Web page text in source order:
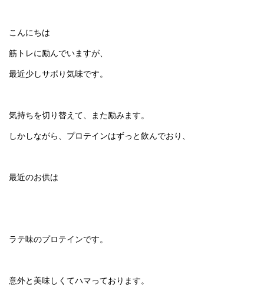
こんにちは
筋トレに励んでいますが、
最近少しサボり気味です。
気持ちを切り替えて、また励みます。
しかしながら、プロテインはずっと飲んでおり、
最近のお供は
ラテ味のプロテインです。
意外と美味しくてハマっております。